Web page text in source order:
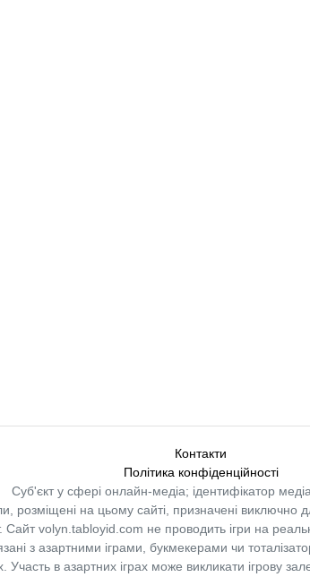
Контакти
Політика конфіденційності
Суб'єкт у сфері онлайн-медіа; ідентифікатор
розміщені на цьому сайті, призначені виключно
Сайт volyn.tabloyid.com не проводить ігри на
з азартними іграми, букмекерами чи
в азартних іграх може викликати ігрову